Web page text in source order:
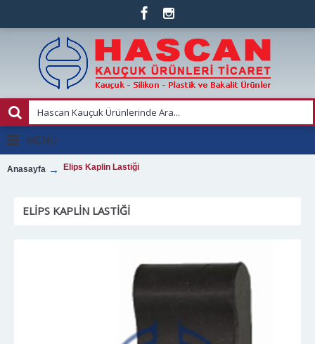
MENU
Anasayfa Elips Kaplin Lastiği
ELIPS KAPLIN LASTIĞI